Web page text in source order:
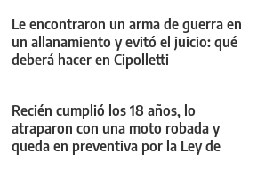
Le encontraron un arma de guerra en
un allanamiento y evitó el juicio: qué
deberá hacer en Cipolletti
Recién cumplió los 18 años, lo
atraparon con una moto robada y
queda en preventiva por la Ley de